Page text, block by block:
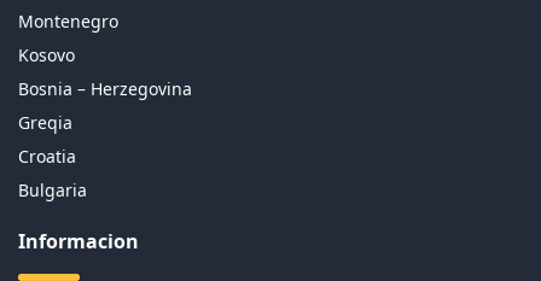
Montenegro
Kosovo
Bosnia – Herzegovina
Greqia
Croatia
Bulgaria
Informacion